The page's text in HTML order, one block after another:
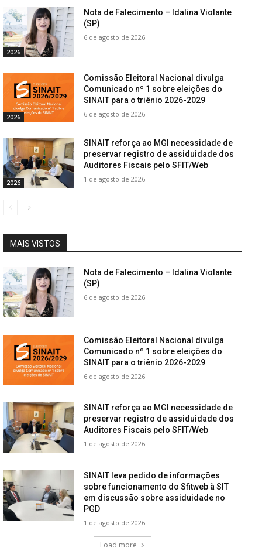
2026
Nota de Falecimento – Idalina Violante
(SP)
6 de agosto de 2026
2026
Comissão Eleitoral Nacional divulga
Comunicado nº 1 sobre eleições do
SINAIT para o triênio 2026-2029
6 de agosto de 2026
2026
SINAIT reforça ao MGI necessidade de
preservar registro de assiduidade dos
Auditores Fiscais pelo SFIT/Web
1 de agosto de 2026
MAIS VISTOS
Nota de Falecimento – Idalina Violante
(SP)
6 de agosto de 2026
Comissão Eleitoral Nacional divulga
Comunicado nº 1 sobre eleições do
SINAIT para o triênio 2026-2029
6 de agosto de 2026
SINAIT reforça ao MGI necessidade de
preservar registro de assiduidade dos
Auditores Fiscais pelo SFIT/Web
1 de agosto de 2026
SINAIT leva pedido de informações
sobre funcionamento do Sfitweb à SIT
em discussão sobre assiduidade no
PGD
1 de agosto de 2026
Load more